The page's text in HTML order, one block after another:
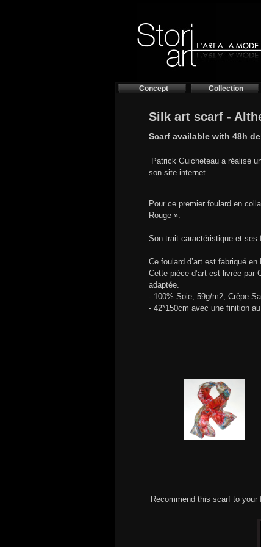
Concept Collection
Silk art scarf -
Scarf available with 48h
Patrick Guicheteau a réalisé
son site internet.
Pour ce premier foulard en
Rouge ».
Son trait caractéristique et ses
Ce foulard d’art est fabriqué
Cette pièce d’art est livrée par
adaptée.
- 100% Soie, 59g/m2, Crêpe-
- 42*150cm avec une finition
Recommend this scarf to your